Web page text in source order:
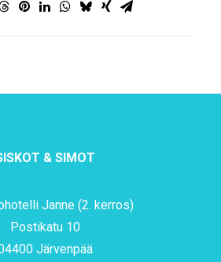
& SIMOT
Janne (2. kerros)
Postikatu 10
Järvenpää